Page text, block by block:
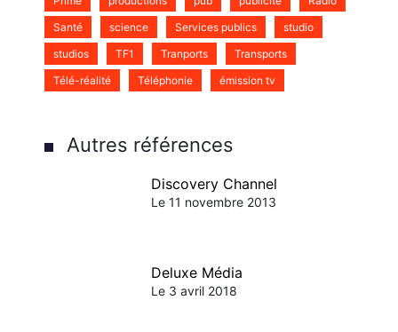
Santé
science Services publics
studio
studios
TF1 Tranports
Transports
Télé-réalité
Téléphonie émission tv
Autres références
Discovery Channel
Le 11 novembre 2013
Deluxe Média
Le 3 avril 2018